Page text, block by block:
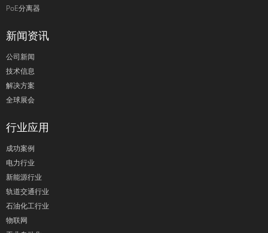
PoE分离器
新闻资讯
公司新闻
技术信息
解决方案
全球展会
行业应用
成功案例
电力行业
新能源行业
轨道交通行业
石油化工行业
物联网